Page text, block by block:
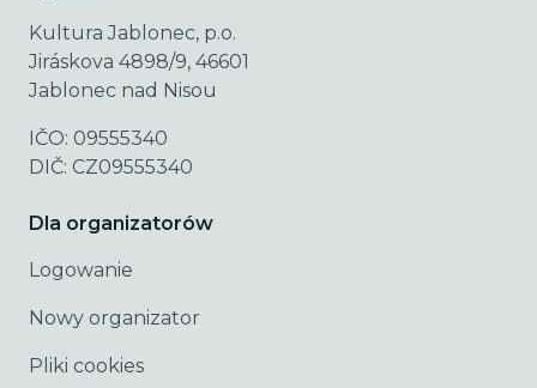
Kultura Jablonec, p.o.
Jiráskova 4898/9, 46601
Jablonec nad Nisou
IČO: 09555340
DIČ: CZ09555340
Dla organizatorów
Logowanie
Nowy organizator
Pliki cookies